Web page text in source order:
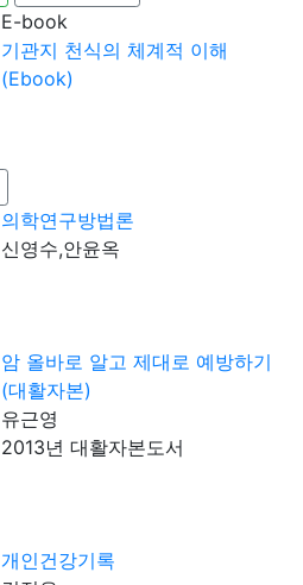
E-book
기관지 천식의 체계적 이해
(Ebook)
의학연구방법론
신영수,안윤옥
암 올바로 알고 제대로 예방하기
(대활자본)
유근영
2013년 대활자본도서
개인건강기록